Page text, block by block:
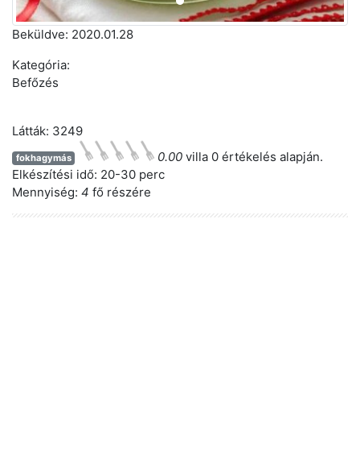
Beküldve: 2020.01.28
Kategória:
Befőzés
Látták: 3249
fokhagymás 0.00 villa 0 értékelés alapján.
Elkészítési idő: 20-30 perc
Mennyiség: 4 fő részére